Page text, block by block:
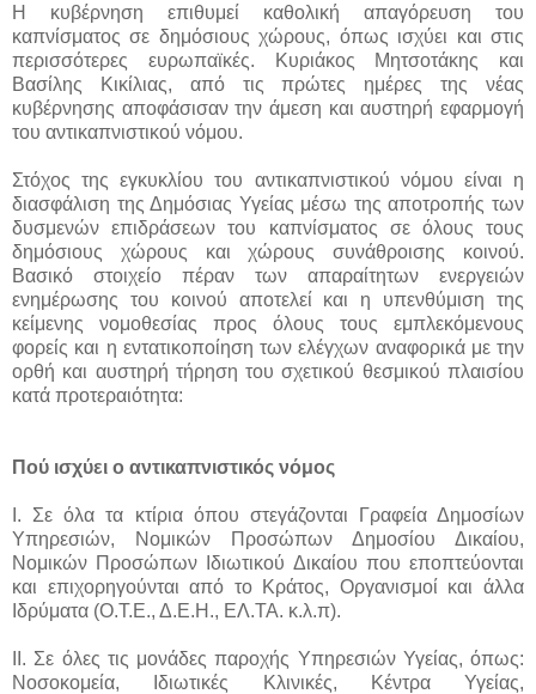
Η κυβέρνηση επιθυμεί καθολική απαγόρευση του
καπνίσματος σε δημόσιους χώρους, όπως ισχύει και στις
περισσότερες ευρωπαϊκές. Κυριάκος Μητσοτάκης και
Βασίλης Κικίλιας, από τις πρώτες ημέρες της νέας
κυβέρνησης αποφάσισαν την άμεση και αυστηρή εφαρμογή
του αντικαπνιστικού νόμου.
Στόχος της εγκυκλίου του αντικαπνιστικού νόμου είναι η
διασφάλιση της Δημόσιας Υγείας μέσω της αποτροπής των
δυσμενών επιδράσεων του καπνίσματος σε όλους τους
δημόσιους χώρους και χώρους συνάθροισης κοινού.
Βασικό στοιχείο πέραν των απαραίτητων ενεργειών
ενημέρωσης του κοινού αποτελεί και η υπενθύμιση της
κείμενης νομοθεσίας προς όλους τους εμπλεκόμενους
φορείς και η εντατικοποίηση των ελέγχων αναφορικά με την
ορθή και αυστηρή τήρηση του σχετικού θεσμικού πλαισίου
κατά προτεραιότητα:
Πού ισχύει ο αντικαπνιστικός νόμος
Ι. Σε όλα τα κτίρια όπου στεγάζονται Γραφεία Δημοσίων
Υπηρεσιών, Νομικών Προσώπων Δημοσίου Δικαίου,
Νομικών Προσώπων Ιδιωτικού Δικαίου που εποπτεύονται
και επιχορηγούνται από το Κράτος, Οργανισμοί και άλλα
Ιδρύματα (Ο.Τ.Ε., Δ.Ε.Η., ΕΛ.ΤΑ. κ.λ.π).
II. Σε όλες τις μονάδες παροχής Υπηρεσιών Υγείας, όπως:
Νοσοκομεία, Ιδιωτικές Κλινικές, Κέντρα Υγείας,